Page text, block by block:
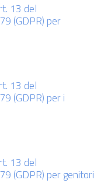
13 del
(GDPR) per
13 del
(GDPR) per i
13 del
(GDPR) per genitori